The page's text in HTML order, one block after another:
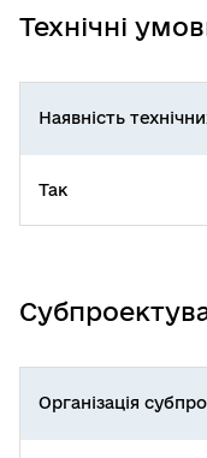
Технічні
Наявність
Так
Організація